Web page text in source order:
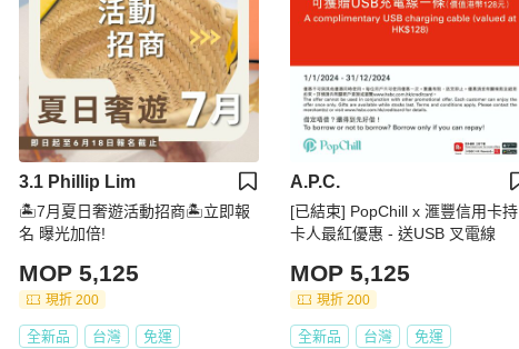
3.1 Phillip Lim
🏝️7月夏日奢遊活動招商🏝️立即報
名 曝光加倍!
MOP 5,125
現折 200
全新品 台灣 免運
A.P.C.
[已結束] PopChill x 滙豐信用卡持
卡人最紅優惠 - 送USB 叉電線
MOP 5,125
現折 200
全新品 台灣 免運